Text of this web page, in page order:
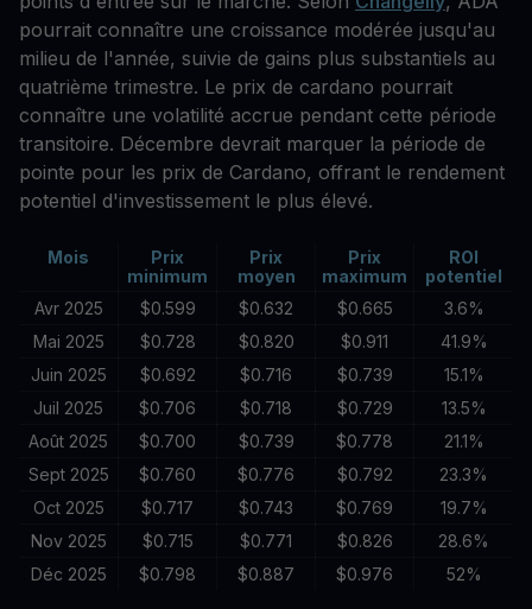
pourrait connaître une croissance modérée jusqu'au
milieu de l'année, suivie de gains plus substantiels au
quatrième trimestre. Le prix de cardano pourrait
connaître une volatilité accrue pendant cette période
transitoire. Décembre devrait marquer la période de
pointe pour les prix de Cardano, offrant le rendement
potentiel d'investissement le plus élevé.
Mois
Prix
minimum
Prix
moyen
Prix
maximum
ROI
potentiel
Avr 2025
$0.599 $0.632 $0.665
3.6%
Mai 2025
$0.728 $0.820 $0.911
41.9%
Juin 2025
$0.692 $0.716 $0.739
15.1%
Juil 2025
$0.706 $0.718 $0.729
13.5%
Août 2025
$0.700 $0.739 $0.778
21.1%
Sept 2025
$0.760 $0.776 $0.792
23.3%
Oct 2025
$0.717 $0.743 $0.769
19.7%
Nov 2025
$0.715 $0.771 $0.826
28.6%
Déc 2025
$0.798 $0.887 $0.976 52%